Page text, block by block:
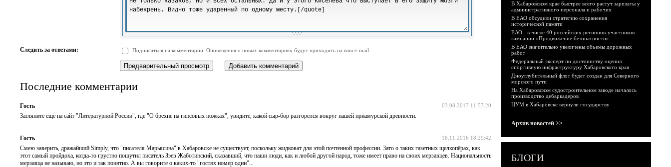
-
-
-
-
-
-
-
-
-
-
-
-
-
-
-
-
-
-
-
-
-
-
-
-
Следить за ответами: Подписаться на комментарии. Оповещения о новых комментариях будут приходить на ваш e-mail.
Последние комментарии
03.08.2017 11:57:20
Гость
Загляните еще на сайт "Литературной России", где "О брехне на гипсовых ножках", увидите, какой сыр-бор разгорелся вокруг нашей приамурской древности.
18.11.2016 18:29:42
Гость
Смею заверить, дражайший Simply, что "писателя Марьясина" в Хабаровске не существует, поскольку жидковат для этой почтенной профессии. Зато о таких газетных щелкопёрах, как
этот самый пройдоха, когда-то грустно пошутил писатель Зэев Жаботинский, сказавший, что наши люди, как и любой другой народ, тоже имеет право на своих мерзавцев. Национальность
мерзавца не называю, но это и так понятно. А вы говорите о каких-то "гостях номер один"...
В Хабаровском крае быстрее всего растут зарплаты у
административного персонала и рабочих
В ЕАО обсудили стратегию сохранения
исторической памяти
ЕАО - в числе 40 российских регионов-участников
кампании «Продвижение безопасности»
В ЕАО значительно увеличены объемы дорожных
работ
Федеральный эксперт по достоинству оценил
спортивную инфраструктуру Хабаровского края
Дноуглубительный флот будет создан для Северного
морского пути
На Хабаровском судостроительном заводе началось
производство дебаркадеров
ЦУМ в Хабаровске вернули государству
Архив новостей >>
БЛОГИ